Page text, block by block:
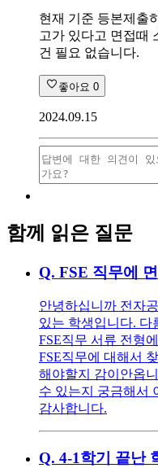
현재 기준 등본제출
고가 있다고 면접때
건 필요 없습니다.
좋아요 0
2024.09.15
함께 읽은 질문
Q. FSE 직무에 면
안녕하십니까 전자
있는 학생입니다. 다
FSE직무 서류 전형
FSE직무에 대해서
해야할지 감이안옵
수 있는지 궁금해서
감사합니다.
Q. 4-1학기 끝난